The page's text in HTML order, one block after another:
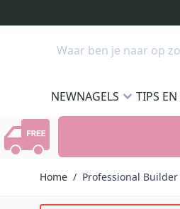
Search
NEWNAGELS TIPS EN
Home / Professional